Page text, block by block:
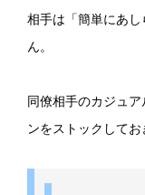
相手は「簡単にあ
ん。
同僚相手のカジュ
ンをストックしてお